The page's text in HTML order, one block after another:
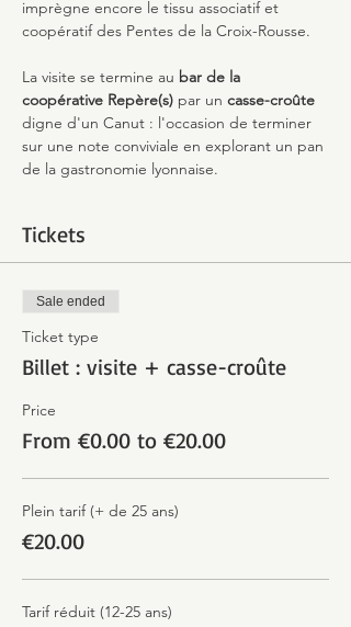
imprègne encore le tissu associatif et
coopératif des Pentes de la Croix-Rousse.
La visite se termine au bar de la
coopérative Repère(s) par un casse-croûte
digne d'un Canut : l'occasion de terminer
sur une note conviviale en explorant un pan
de la gastronomie lyonnaise.
Tickets
Sale ended
Ticket type
Billet : visite + casse-croûte
Price
From €0.00 to €20.00
Plein tarif (+ de 25 ans)
€20.00
Tarif réduit (12-25 ans)